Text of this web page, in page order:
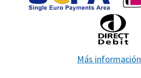
Más información